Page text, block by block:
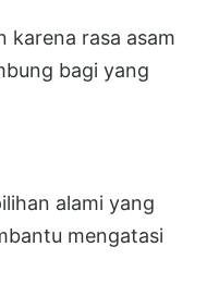
karena rasa asam
bagi yang
alami yang
mengatasi